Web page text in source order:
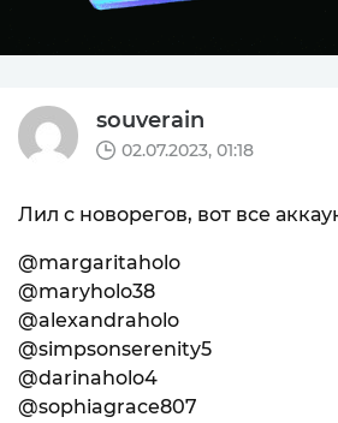
souverain
02.07.2023, 01:18
Лил с новорегов, вот все
@margaritaholo
@maryholo38
@alexandraholo
@simpsonserenity5
@darinaholo4
@sophiagrace807